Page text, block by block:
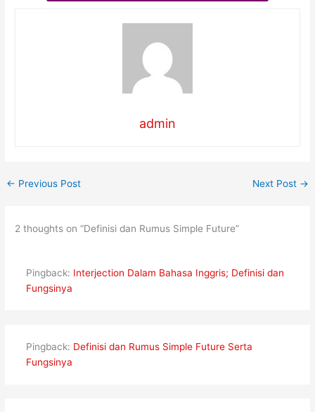
admin
← Previous Post Next Post →
2 thoughts on “Definisi dan Rumus Simple Future”
Pingback: Interjection Dalam Bahasa Inggris; Definisi dan
Fungsinya
Pingback: Definisi dan Rumus Simple Future Serta
Fungsinya